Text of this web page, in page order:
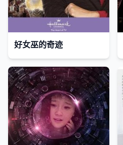
好女巫的奇迹